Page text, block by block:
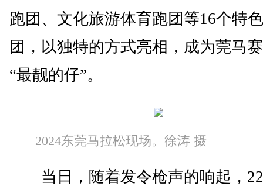
跑团、文化旅游体育跑团等16个特
团，以独特的方式亮相，成为莞马
“最靓的仔”。
2024东莞马拉松现场。徐涛 摄
当日，随着发令枪声的响起，